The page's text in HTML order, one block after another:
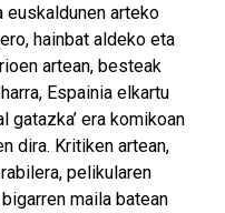
euskaldunen arteko
hainbat aldeko eta
artean, besteak
Espainia elkartu
gatazka’ era komikoan
dira. Kritiken artean,
pelikularen
maila batean